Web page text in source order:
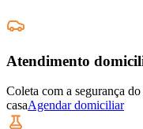
Atendimento
Coleta com a segurança
casaAgendar domiciliar